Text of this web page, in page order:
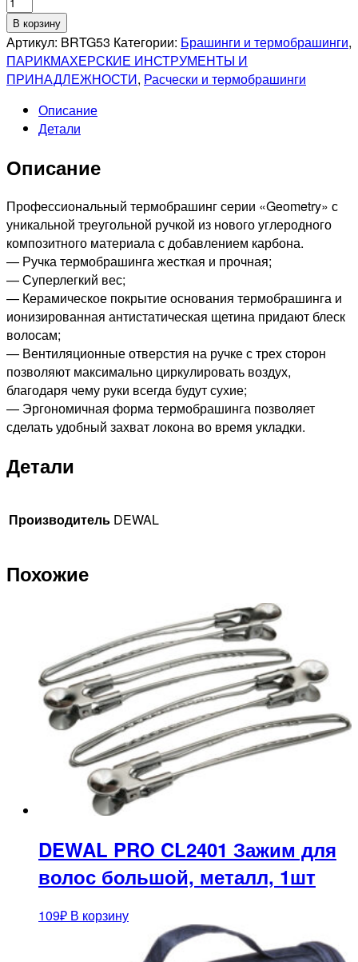
товара
DEWAL
PRO
GEOMETRY
керамическое
покрытие,
нейлоновая
d53/71мм
В корзину
Артикул: BRTG53 Категории: Брашинги и термобрашинги,
ПАРИКМАХЕРСКИЕ ИНСТРУМЕНТЫ И
ПРИНАДЛЕЖНОСТИ, Расчески и термобрашинги
Описание
Детали
Описание
Профессиональный термобрашинг серии «Geometry» с
уникальной треугольной ручкой из нового углеродного
композитного материала с добавлением карбона.
— Ручка термобрашинга жесткая и прочная;
— Суперлегкий вес;
— Керамическое покрытие основания термобрашинга и
ионизированная антистатическая щетина придают блеск
волосам;
— Вентиляционные отверстия на ручке с трех сторон
позволяют максимально циркулировать воздух,
благодаря чему руки всегда будут сухие;
— Эргономичная форма термобрашинга позволяет
сделать удобный захват локона во время укладки.
Детали
Производитель DEWAL
Похожие
DEWAL PRO CL2401 Зажим для
волос большой, металл, 1шт
109₽ В корзину